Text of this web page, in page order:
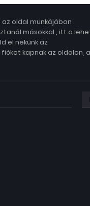
oldal munkájában
másokkal , itt a
el nekünk az
kapnak az oldalon,